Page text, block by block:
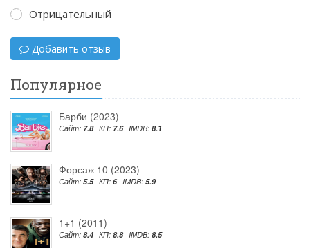
Отрицательный
Добавить отзыв
Популярное
Барби (2023)
Сайт: 7.8 КП: 7.6 IMDB: 8.1
Форсаж 10 (2023)
Сайт: 5.5 КП: 6 IMDB: 5.9
1+1 (2011)
Сайт: 8.4 КП: 8.8 IMDB: 8.5